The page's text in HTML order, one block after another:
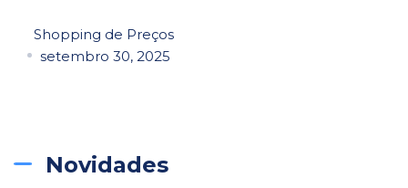
Novidades
Shopping de Preços
setembro 30, 2025